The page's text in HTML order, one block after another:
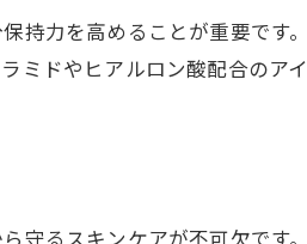
する北海道流の美容法
手に入れる方法
持力を高めることが重要です
ミドやヒアルロン酸配合のア
守るスキンケアが不可欠です